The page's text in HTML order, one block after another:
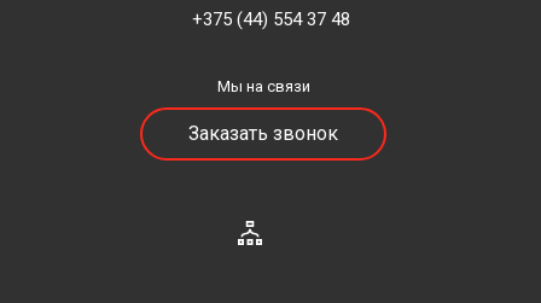
+375 (44) 554 37 48
Мы на связи
Заказать звонок